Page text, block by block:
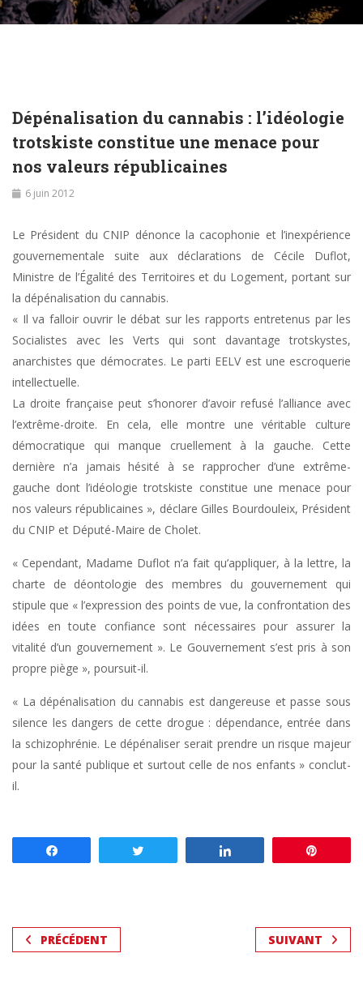
Dépénalisation du cannabis : l’idéologie
trotskiste constitue une menace pour
nos valeurs républicaines
6 juin 2012
Le Président du CNIP dénonce la cacophonie et l’inexpérience
gouvernementale suite aux déclarations de Cécile Duflot,
Ministre de l’Égalité des Territoires et du Logement, portant sur
la dépénalisation du cannabis.
« Il va falloir ouvrir le débat sur les rapports entretenus par les
Socialistes avec les Verts qui sont davantage trotskystes,
anarchistes que démocrates. Le parti EELV est une escroquerie
intellectuelle.
La droite française peut s’honorer d’avoir refusé l’alliance avec
l’extrême-droite. En cela, elle montre une véritable culture
démocratique qui manque cruellement à la gauche. Cette
dernière n’a jamais hésité à se rapprocher d’une extrême-
gauche dont l’idéologie trotskiste constitue une menace pour
nos valeurs républicaines », déclare Gilles Bourdouleix, Président
du CNIP et Député-Maire de Cholet.
« Cependant, Madame Duflot n’a fait qu’appliquer, à la lettre, la
charte de déontologie des membres du gouvernement qui
stipule que « l’expression des points de vue, la confrontation des
idées en toute confiance sont nécessaires pour assurer la
vitalité d’un gouvernement ». Le Gouvernement s’est pris à son
propre piège », poursuit-il.
« La dépénalisation du cannabis est dangereuse et passe sous
silence les dangers de cette drogue : dépendance, entrée dans
la schizophrénie. Le dépénaliser serait prendre un risque majeur
pour la santé publique et surtout celle de nos enfants » conclut-
il.
PRÉCÉDENT SUIVANT